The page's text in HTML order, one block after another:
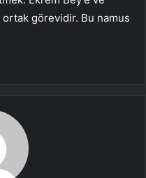
görevidir. Bu namus